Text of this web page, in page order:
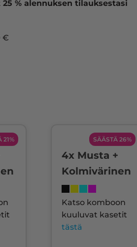
25 % alennuksen tilauksestasi
€
21% SÄÄSTÄ 26%
4x Musta +
Kolmivärinen
Katso komboon
kuuluvat kasetit
tästä